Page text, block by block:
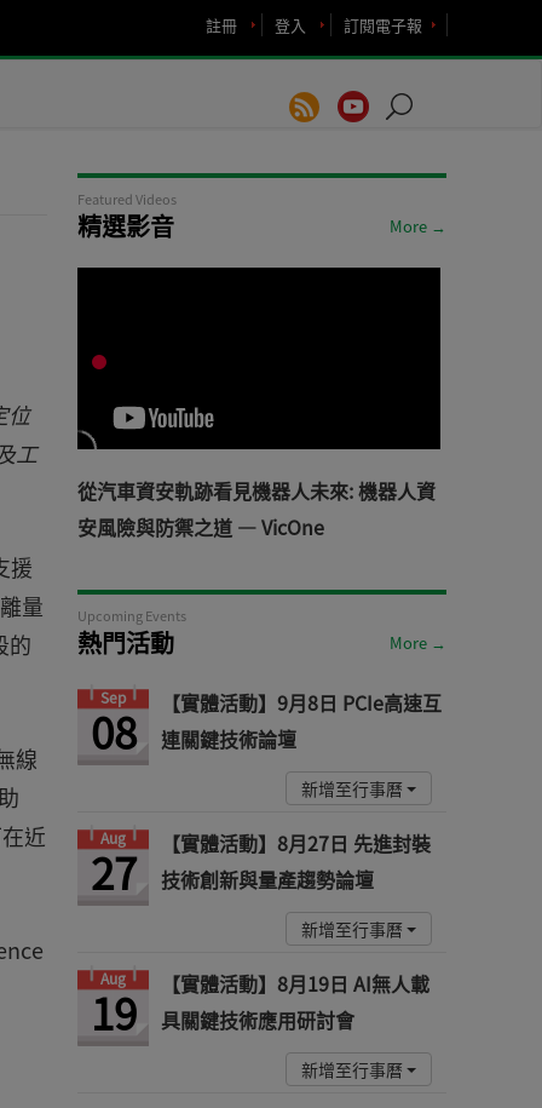
訂閱電子報
登入
註冊
位
工
援
量
的
線
近
Featured Videos
精選影音 More →
從汽車資安軌跡看見機器人未來: 機器人資
安風險與防禦之道 — VicOne
Upcoming Events
熱門活動 More →
Sep
08
【實體活動】9月8日 PCIe高速互
連關鍵技術論壇
新增至行事曆
Aug
27
【實體活動】8月27日 先進封裝
技術創新與量產趨勢論壇
新增至行事曆
Aug
19
【實體活動】8月19日 AI無人載
具關鍵技術應用研討會
新增至行事曆